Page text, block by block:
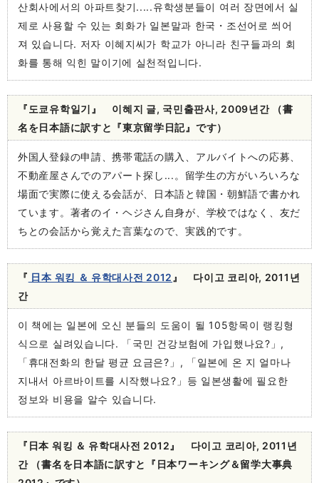
산회사에서의 아파트찾기.....유학생분들이 여러 장면에서 실
제로 사용할 수 있는 회화가 일본말과 한국・조선어로 씌어
져 있습니다. 저자 이혜지씨가 학교가 아니라 친구들과의 회
화를 통해 익힌 말이기에 실천적입니다.
『도쿄유학일기』 이혜지 글, 국민출판사, 2009년간 （書
名を日本語に訳すと『東京留学日記』です）
外国人登録の申請、携帯電話の購入、アルバイトへの応募、
不動産屋さんでのアパート探し...。留学生の方がいろいろな
場面で実際に使える会話が、日本語と韓国・朝鮮語で書かれ
ています。著者のイ・ヘジさん自身が、学校ではなく、友だ
ちとの会話から覚えた言葉なので、実践的です。
『 日本 워킹 ＆ 유학대사전 2012 』 다이고 코리아, 2011년
간
이 책에는 일본에 오신 분들의 도움이 될 105항목이 랭킹형
식으로 실려있습니다. 「국민 건강보험에 가입했나요?」,
「휴대전화의 한달 평균 요금은?」, 「일본에 온 지 얼마나
지내서 아르바이트를 시작했나요?」등 일본생활에 필요한
정보와 비용을 알수 있습니다.
『日本 워킹 ＆ 유학대사전 2012』 다이고 코리아, 2011년
간 （書名を日本語に訳すと『日本ワーキング＆留学大事典